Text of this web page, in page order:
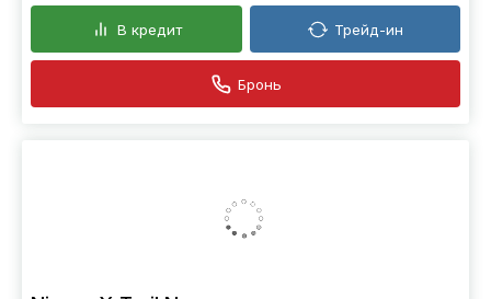
В кредит Трейд-ин
Бронь